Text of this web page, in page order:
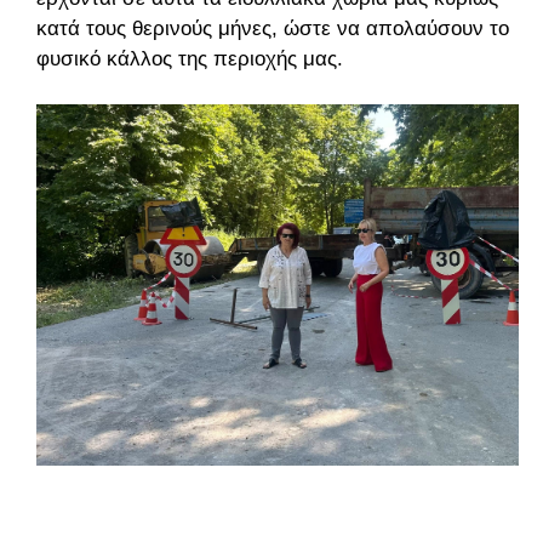
κατά τους θερινούς μήνες, ώστε να απολαύσουν το
φυσικό κάλλος της περιοχής μας.